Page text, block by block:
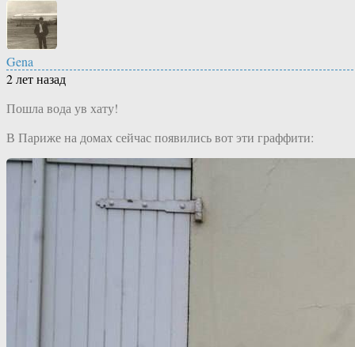
Gena
2 лет назад
Пошла вода ув хату!
В Париже на домах сейчас появились вот эти граффити: